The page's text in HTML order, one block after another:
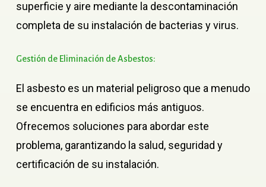
superficie y aire mediante la descontaminación
completa de su instalación de bacterias y virus.
Gestión de Eliminación deAsbestos:
El asbesto es un material peligroso que a menudo
se encuentra en edificios más antiguos.
Ofrecemos soluciones para abordar este
problema, garantizando la salud, seguridad y
certificación de su instalación.